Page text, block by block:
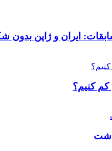
ایران و ژاپن بدون